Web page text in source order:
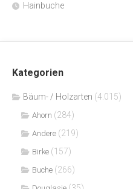
Hainbuche
Kategorien
Bäum- / Holzarten (4.015)
Ahorn (284)
Andere (219)
Birke (157)
Buche (266)